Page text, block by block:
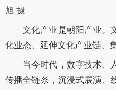
旭 摄
文化产业是朝阳产业。
化业态、延伸文化产业链、
当今时代，数字技术、
传播全链条，沉浸式展演、